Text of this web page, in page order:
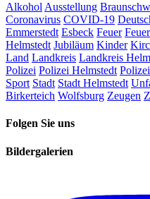
Alkohol Ausstellung
Coronavirus COVID-19
Emmerstedt Esbeck Feuer
Helmstedt Jubiläum Kinder
Land Landkreis Landkreis
Polizei Polizei Helmstedt
Sport Stadt Stadt Helmstedt
Birkerteich Wolfsburg Zeugen
Folgen Sie uns
Bildergalerien